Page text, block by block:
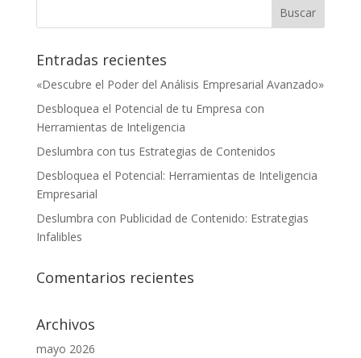
Entradas recientes
«Descubre el Poder del Análisis Empresarial Avanzado»
Desbloquea el Potencial de tu Empresa con
Herramientas de Inteligencia
Deslumbra con tus Estrategias de Contenidos
Desbloquea el Potencial: Herramientas de Inteligencia
Empresarial
Deslumbra con Publicidad de Contenido: Estrategias
Infalibles
Comentarios recientes
Archivos
mayo 2026